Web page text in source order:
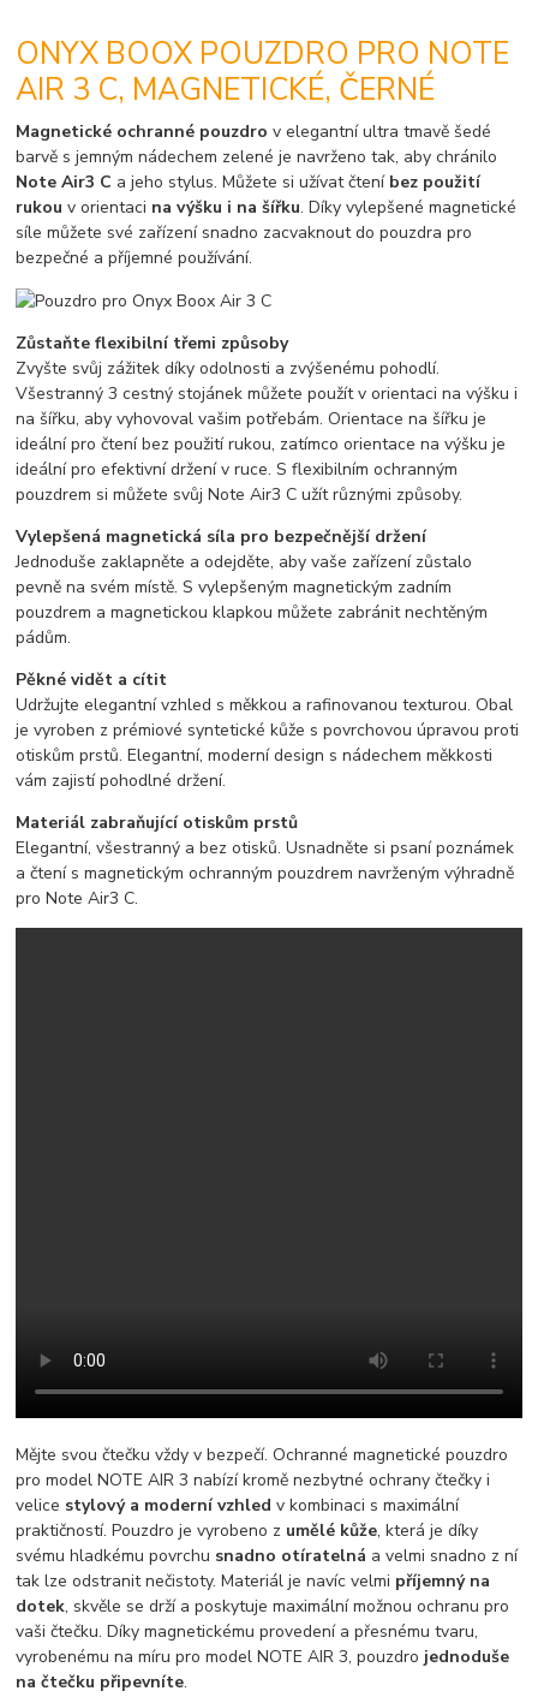
ONYX BOOX POUZDRO PRO NOTE
AIR 3 C, MAGNETICKÉ, ČERNÉ
Magnetické ochranné pouzdro v elegantní ultra tmavě šedé
barvě s jemným nádechem zelené je navrženo tak, aby chránilo
Note Air3 C a jeho stylus. Můžete si užívat čteníbez použití
rukou v orientaci na výšku i na šířku. Díky vylepšené magnetické
síle můžete své zařízení snadno zacvaknout do pouzdra pro
bezpečné a příjemné používání.
Zůstaňte flexibilní třemi způsoby
Zvyšte svůj zážitek díky odolnosti a zvýšenému pohodlí.
Všestranný 3 cestný stojánek můžete použít v orientaci na výšku i
na šířku, aby vyhovoval vašim potřebám. Orientace na šířku je
ideální pro čtení bez použití rukou, zatímco orientace na výšku je
ideální pro efektivní držení v ruce. S flexibilním ochranným
pouzdrem si můžete svůj Note Air3 C užít různými způsoby.
Vylepšená magnetická síla pro bezpečnější držení
Jednoduše zaklapněte a odejděte, aby vaše zařízení zůstalo
pevně na svém místě. S vylepšeným magnetickým zadním
pouzdrem a magnetickou klapkou můžete zabránit nechtěným
pádům.
Pěkné vidět a cítit
Udržujte elegantní vzhled s měkkou a rafinovanou texturou. Obal
je vyroben z prémiové syntetické kůže s povrchovou úpravou proti
otiskům prstů. Elegantní, moderní design s nádechem měkkosti
vám zajistí pohodlné držení.
Materiál zabraňující otiskům prstů
Elegantní, všestranný a bez otisků. Usnadněte si psaní poznámek
a čtení s magnetickým ochranným pouzdrem navrženým výhradně
pro Note Air3 C.
Mějte svou čtečku vždy v bezpečí. Ochranné magnetické pouzdro
pro model NOTE AIR 3 nabízí kromě nezbytné ochrany čtečky i
velice stylový a moderní vzhled v kombinaci s maximální
praktičností. Pouzdro je vyrobeno z umělé kůže, která je díky
svému hladkému povrchu snadno otíratelná a velmi snadno z ní
tak lze odstranit nečistoty. Materiál je navíc velmi příjemný na
dotek, skvěle se drží a poskytuje maximální možnou ochranu pro
vaši čtečku. Díky magnetickému provedení a přesnému tvaru,
vyrobenému na míru pro model NOTE AIR 3, pouzdro jednoduše
na čtečku připevníte.